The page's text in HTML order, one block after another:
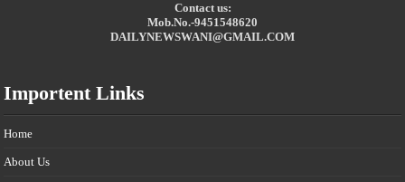
Contact us:
Mob.No.-9451548620
DAILYNEWSWANI@GMAIL.COM
Importent Links
Home
About Us